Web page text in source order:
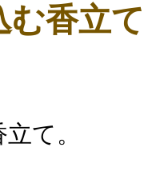
む香立て
て。